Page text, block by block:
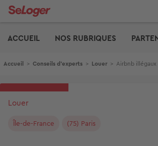
Aller
ACCUEIL
NOS RUBRIQUES
Fil d'Ariane
Accueil > Conseils d'experts > Louer > Airbnb illégaux : comment
Louer
Île-de-France (75) Paris